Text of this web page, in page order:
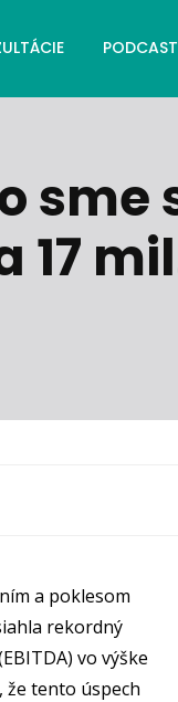
sme
a poklesom
rekordný
vo výške
že tento úspech